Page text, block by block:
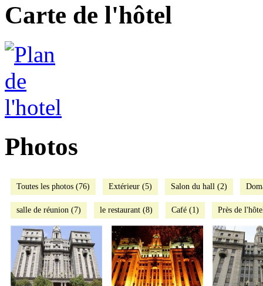
Carte de l'hôtel
Photos
Toutes les photos (76) Extérieur (5) Salon du hall (2)
salle de réunion (7) le restaurant (8) Café (1) Près de